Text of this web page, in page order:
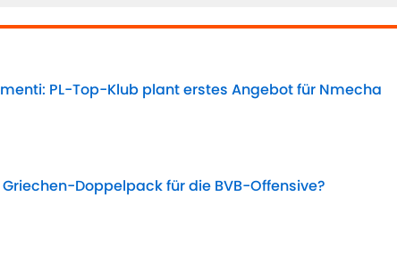
PL-Top-Klub plant erstes Angebot für Nmecha
Griechen-Doppelpack für die BVB-Offensive?